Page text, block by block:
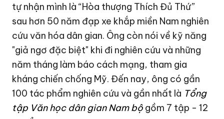
tự nhận mình là “Hòa thượng Thích Đủ Thứ”
sau hơn 50 năm đạp xe khắp miền Nam nghiên
cứu văn hóa dân gian. Ông còn nói về kỹ năng
"giả ngơ đặc biệt" khi đi nghiên cứu và những
năm tháng làm báo cách mạng, tham gia
kháng chiến chống Mỹ. Đến nay, ông có gần
100 tác phẩm nghiên cứu và gần nhất là Tổng
tập Văn học dân gian Nam bộ gồm 7 tập - 12